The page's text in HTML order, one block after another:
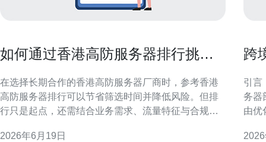
如何通过香港高防服务器排行挑选
在选择长期合作的香港高防服务器厂商时，参考香港
高防服务器排行可以节省筛选时间并降低风险。但排
行只是起点，还需结合业务需求、流量特征与合规性
标、网络连通、防护能力与长期条款展开，提供系统
2026年6月19日
跨
引言
务器
由优
背景